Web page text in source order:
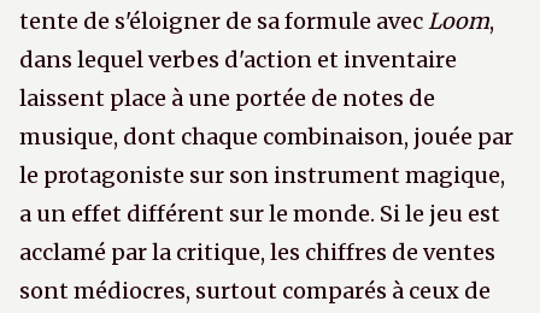
tente de s'éloigner de sa formule avecLoom,
dans lequel verbes d'action et inventaire
laissent place à une portée de notes de
musique, dont chaque combinaison, jouée par
le protagoniste sur son instrument magique,
a un effet différent sur le monde. Si le jeu est
acclamé par la critique, les chiffres de ventes
sont médiocres, surtout comparés à ceux de